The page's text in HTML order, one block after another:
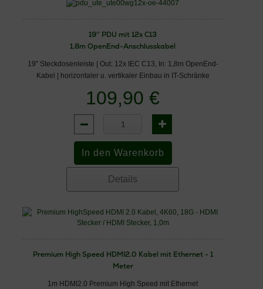
19'' PDU mit 12x C13
1,8m OpenEnd-Anschlusskabel
19'' Steckdosenleiste | Out: 12x IEC C13, In: 1,8m OpenEnd-
Kabel | horizontaler u. vertikaler Einbau in IT-Schränke
109,90 €
Details
Premium High Speed HDMI2.0 Kabel mit Ethernet - 1
Meter
1m HDMI2.0 Premium High Speed mit Ethernet